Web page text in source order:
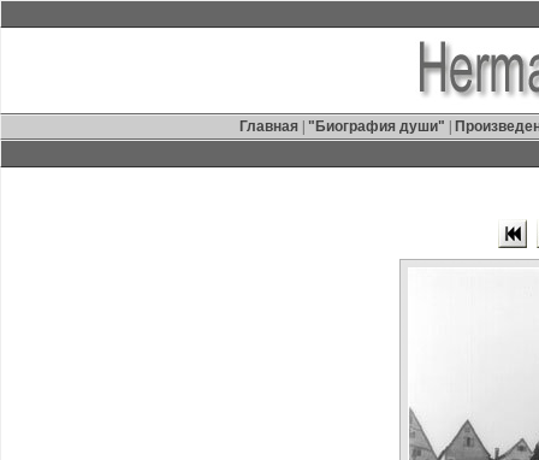
Главная "Биография души"